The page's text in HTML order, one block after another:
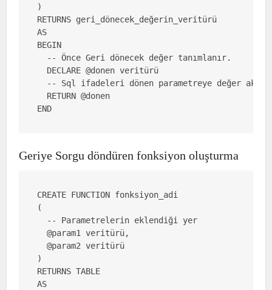
)
RETURNS geri_dönecek_değerin_veritürü
AS
BEGIN
-- Önce Geri dönecek değer tanımlanır.
DECLARE @donen veritürü
-- Sql ifadeleri dönen parametreye değer
RETURN @donen
END
Geriye Sorgu döndüren fonksiyon oluşturma
CREATE FUNCTION fonksiyon_adi
(
-- Parametrelerin eklendiği yer
@param1 veritürü,
@param2 veritürü
)
RETURNS TABLE
AS